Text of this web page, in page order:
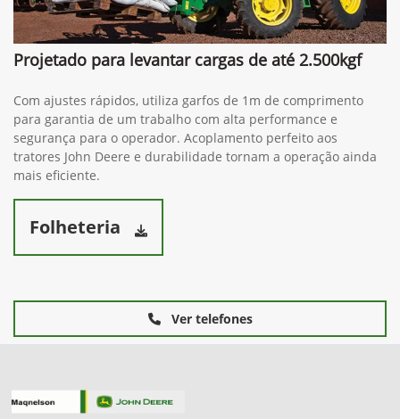
Projetado para levantar cargas de até 2.500kgf
Com ajustes rápidos, utiliza garfos de 1m de comprimento
para garantia de um trabalho com alta performance e
segurança para o operador. Acoplamento perfeito aos
tratores John Deere e durabilidade tornam a operação ainda
mais eficiente.
Folheteria
Ver telefones